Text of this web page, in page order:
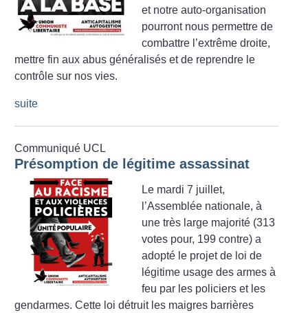
et notre auto-organisation
pourront nous permettre de
combattre l’extrême droite,
mettre fin aux abus généralisés et de reprendre le
contrôle sur nos vies.
suite
Communiqué UCL
Présomption de légitime assassinat
Le mardi 7 juillet,
l’Assemblée nationale, à
une très large majorité (313
votes pour, 199 contre) a
adopté le projet de loi de
légitime usage des armes à
feu par les policiers et les
gendarmes. Cette loi détruit les maigres barrières